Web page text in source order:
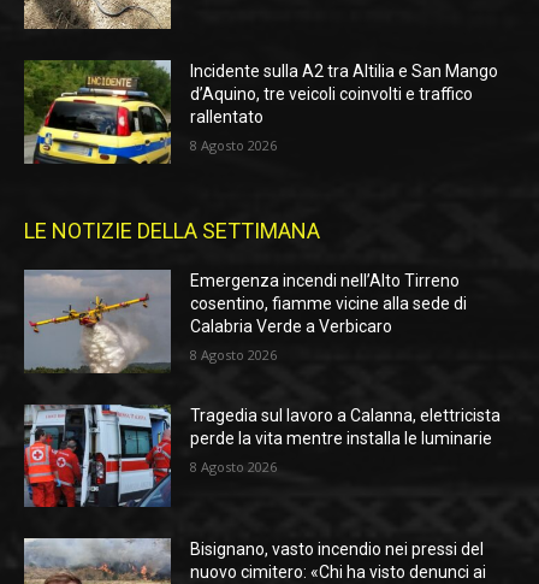
Incidente sulla A2 tra Altilia e San Mango
d’Aquino, tre veicoli coinvolti e traffico
rallentato
8 Agosto 2026
LE NOTIZIE DELLA SETTIMANA
Emergenza incendi nell’Alto Tirreno
cosentino, fiamme vicine alla sede di
Calabria Verde a Verbicaro
8 Agosto 2026
Tragedia sul lavoro a Calanna, elettricista
perde la vita mentre installa le luminarie
8 Agosto 2026
Bisignano, vasto incendio nei pressi del
nuovo cimitero: «Chi ha visto denunci ai